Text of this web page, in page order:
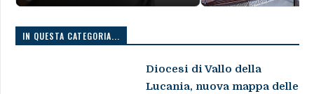
IN QUESTA CATEGORIA...
Diocesi di Vallo della
Lucania, nuova mappa delle